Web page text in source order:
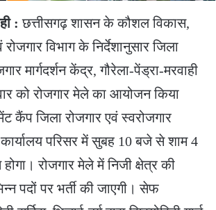
: छत्तीसगढ़ शासन के कौशल विकास,
रोजगार विभाग के निर्देशानुसार जिला
मार्गदर्शन केंद्र, गौरेला-पेंड्रा-मरवाही
को रोजगार मेले का आयोजन किया
कैंप जिला रोजगार एवं स्वरोजगार
कार्यालय परिसर में सुबह 10 बजे से शाम 4
रोजगार मेले में निजी क्षेत्र की
पदों पर भर्ती की जाएगी। सेफ